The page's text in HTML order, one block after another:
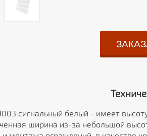
сигнальный белый - имеет
ширина из-за небольшой